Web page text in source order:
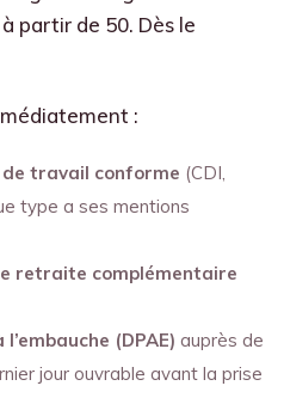
partir de 50. Dès le
:
travail conforme (CDI,
type a ses mentions
retraite complémentaire
(DPAE) auprès de
jour ouvrable avant la prise